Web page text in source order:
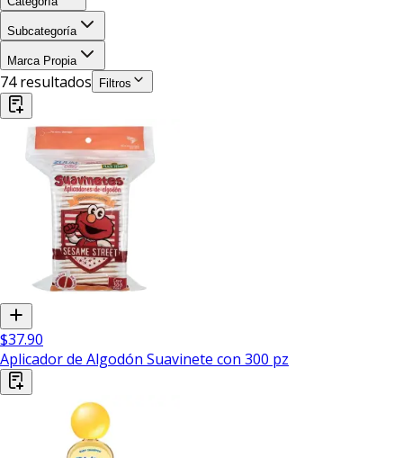
Subcategoría
Marca Propia
74resultados Filtros
$37.90
Aplicador de Algodón Suavinete con 300 pz